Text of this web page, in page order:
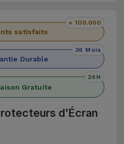
satisfaits
+ 100.000
Durable
36 Mois
Gratuite
24H
d'Écran